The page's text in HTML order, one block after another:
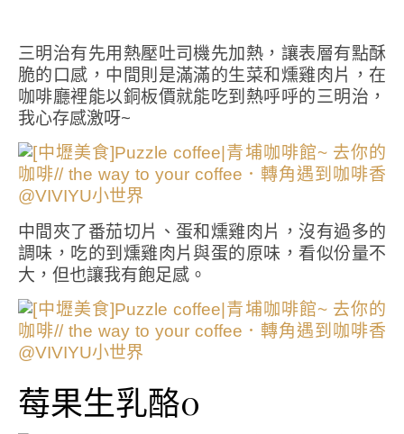
三明治有先用熱壓吐司機先加熱，讓表層有點酥
脆的口感，中間則是滿滿的生菜和燻雞肉片，在
咖啡廳裡能以銅板價就能吃到熱呼呼的三明治，
我心存感激呀~
中間夾了番茄切片、蛋和燻雞肉片，沒有過多的
調味，吃的到燻雞肉片與蛋的原味，看似份量不
大，但也讓我有飽足感。
莓果生乳酪0